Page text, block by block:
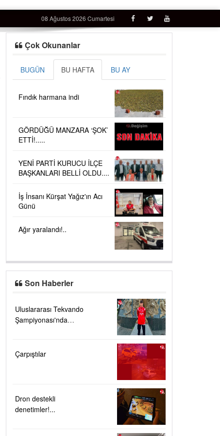
08 Ağustos 2026 Cumartesi
Çok Okunanlar
BUGÜN BU HAFTA BU AY
Fındık harmana indi
GÖRDÜĞÜ MANZARA ‘ŞOK’
ETTİ!.....
YENİ PARTİ KURUCU İLÇE
BAŞKANLARI BELLİ OLDU....
İş İnsanı Kürşat Yağız'ın Acı
Günü
Ağır yaralandı!..
Son Haberler
Uluslararası Tekvando
Şampiyonası'nda
Çarpıştılar
Dron destekli
denetimler!...